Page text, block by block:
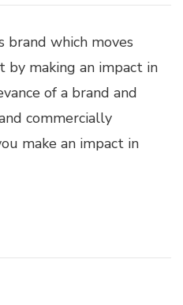
brand which moves
by making an impact in
of a brand and
commercially
make an impact in